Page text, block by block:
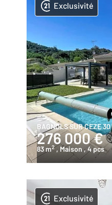
Exclusivité
BAGNOLS SUR CEZE 30
276 000 €
83 m2 , Maison , 4 pcs
Exclusivité